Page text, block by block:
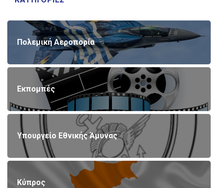
Πολεμική Αεροπορία
Εκπομπές
Υπουργείο Εθνικής Άμυνας
Κύπρος